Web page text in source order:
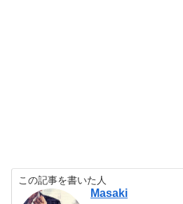
この記事を書いた人
Masaki